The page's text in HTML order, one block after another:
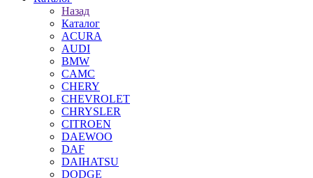
Назад
Каталог
ACURA
AUDI
BMW
CAMC
CHERY
CHEVROLET
CHRYSLER
CITROEN
DAEWOO
DAF
DAIHATSU
DODGE